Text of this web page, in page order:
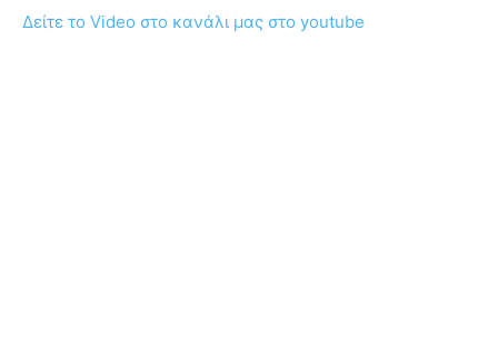
Δείτε το Video στο κανάλι μας στο youtube